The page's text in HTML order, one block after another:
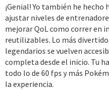
s
:
¡Genial! Yo también he
ajustar niveles de
mejorar QoL como correr en
reutilizables. Lo más
legendarios se vuelven
completa desde el inicio. Tu
todo lo de 60 fps y más
la experiencia.